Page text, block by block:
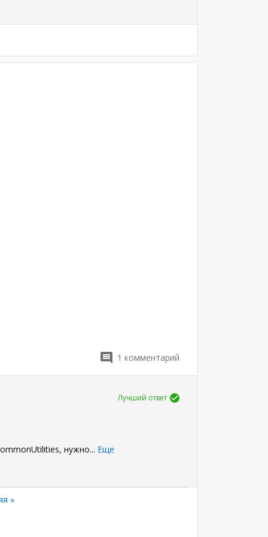
1 комментарий
Лучший ответ
нужно... Еще
»